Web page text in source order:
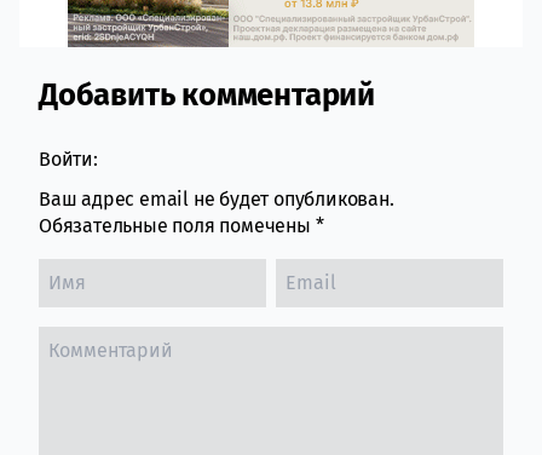
Comment section
Добавить комментарий
Войти:
Ваш адрес email не будет опубликован.
Обязательные поля помечены *